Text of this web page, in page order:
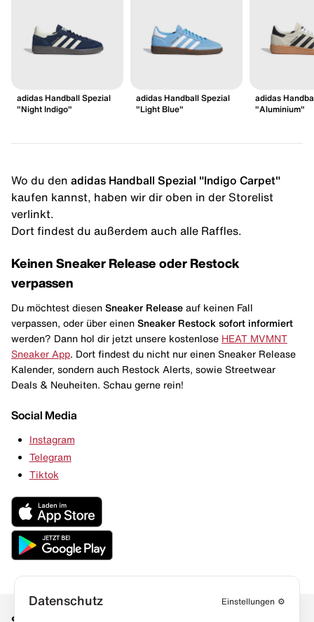
adidas Handball Spezial
"Night Indigo"
adidas Handball Spezial
"Light Blue"
adidas
"Aluminium"
Wo du den adidas Handball Spezial "Indigo Carpet"
kaufen kannst, haben wir dir oben in der Storelist
verlinkt.
Dort findest du außerdem auch alle Raffles.
Keinen Sneaker Release oder Restock
verpassen
Du möchtest diesen Sneaker Release auf keinen Fall
verpassen, oder über einen Sneaker Restock sofort informiert
werden? Dann hol dir jetzt unsere kostenlose HEAT MVMNT
Sneaker App . Dort findest du nicht nur einen Sneaker Release
Kalender, sondern auch Restock Alerts, sowie Streetwear
Deals & Neuheiten. Schau gerne rein!
Social Media
Instagram
Telegram
Tiktok
Datenschutz Einstellungen ⚙️